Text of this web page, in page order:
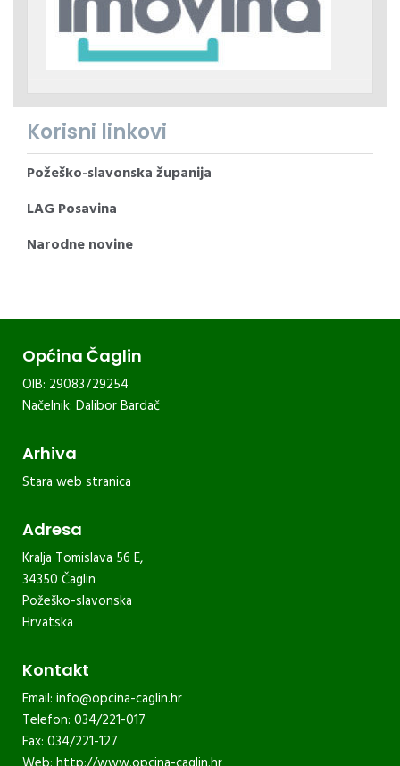
Korisni linkovi
Požeško-slavonska županija
LAG Posavina
Narodne novine
Općina Čaglin
OIB: 29083729254
Načelnik: Dalibor Bardač
Arhiva
Stara web stranica
Adresa
Kralja Tomislava 56 E,
34350 Čaglin
Požeško-slavonska
Hrvatska
Kontakt
Email: info@opcina-caglin.hr
Telefon: 034/221-017
Fax: 034/221-127